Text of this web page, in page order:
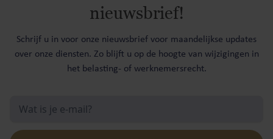
nieuwsbrief!
Schrijf u in voor onze nieuwsbrief voor maandelijkse updates
over onze diensten. Zo blijft u op de hoogte van wijzigingen in
het belasting- of werknemersrecht.